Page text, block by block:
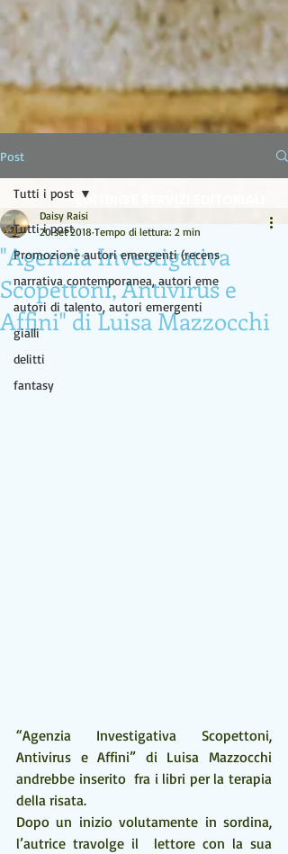
EDITING E SERVIZI EDITORIALI
Post
Tutti i post
Promozione autori emergenti (recens
narrativa contemporanea, autori eme
autori di talento, autori emergenti
gialli
delitti
fantasy
Tutti i post
"Agenzia Investigativa
Scopettoni, Antivirus e
Affini" di Luisa Mazzocchi
Daisy Raisi
20 set 2018 Tempo di lettura: 2 min
“Agenzia Investigativa Scopettoni,
Antivirus e Affini” di Luisa Mazzocchi
andrebbe inserito  fra i libri per la terapia
della risata.
Dopo un inizio volutamente in sordina,
l’autrice travolge il  lettore con la sua